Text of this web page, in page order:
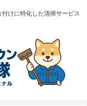
けに特化した清掃サービス